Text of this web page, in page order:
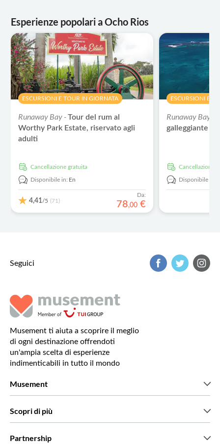
Esperienze popolari a Ocho Rios
ESCURSIONI E TOUR IN GIORNATA
Runaway Bay -Tour del rum al
Worthy Park Estate, riservato agli
adulti
Cancellazione gratuita
Disponibile in: En
4,41/5 (71)
Da:
78,00 €
ESCURSIONI E
Runaway Bay -
galleggiante
Cancellazione
Disponibile in:
Seguici
Musement ti aiuta a scoprire il meglio
di ogni destinazione offrendoti
un'ampia scelta di esperienze
indimenticabili in tutto il mondo
Musement
Scopri di più
Partnership